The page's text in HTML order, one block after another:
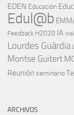
EDEN Educación
Edul@b
Feedback H2020 IA
Lourdes Guàrdia
Montse Guitert
Reunión seminario
ARCHIVOS